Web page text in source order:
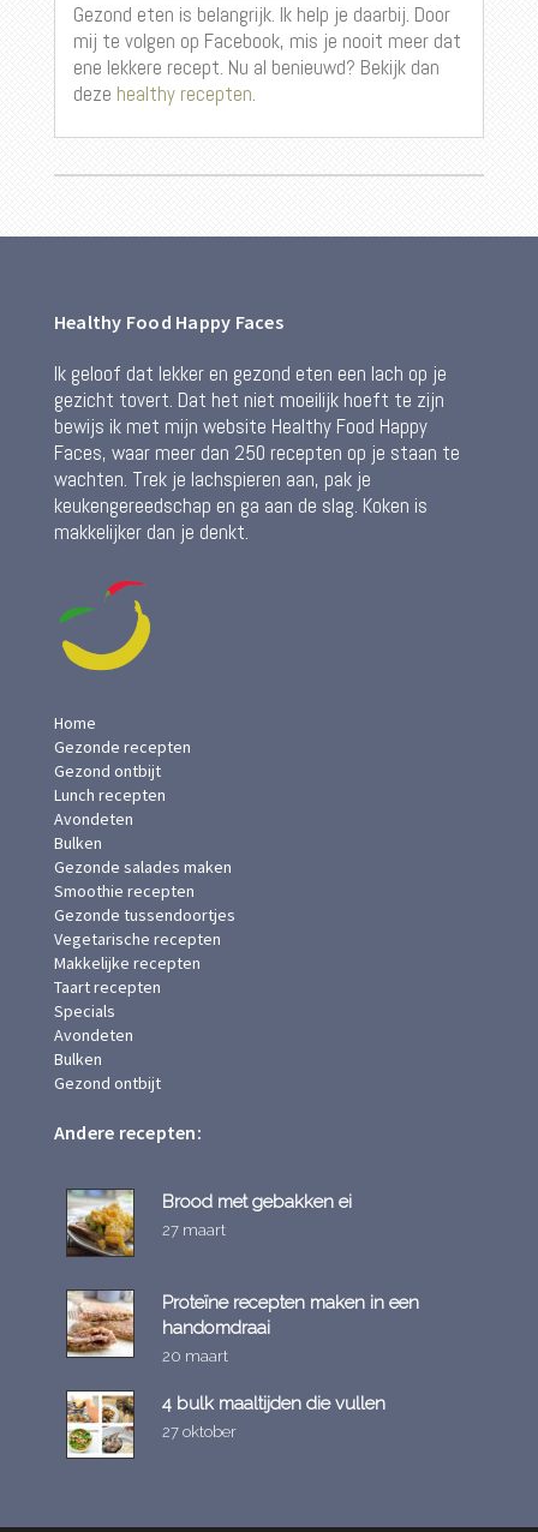
Gezond eten is belangrijk. Ik help je daarbij. Door
mij te volgen op Facebook, mis je nooit meer dat
ene lekkere recept. Nu al benieuwd? Bekijk dan
deze healthy recepten.
Healthy Food Happy Faces
Ik geloof dat lekker en gezond eten een lach op je
gezicht tovert. Dat het niet moeilijk hoeft te zijn
bewijs ik met mijn website Healthy Food Happy
Faces, waar meer dan 250 recepten op je staan te
wachten. Trek je lachspieren aan, pak je
keukengereedschap en ga aan de slag. Koken is
makkelijker dan je denkt.
Home
Gezonde recepten
Gezond ontbijt
Lunch recepten
Avondeten
Bulken
Gezonde salades maken
Smoothie recepten
Gezonde tussendoortjes
Vegetarische recepten
Makkelijke recepten
Taart recepten
Specials
Avondeten
Bulken
Gezond ontbijt
Andere recepten:
Brood met gebakken ei
27 maart
Proteïne recepten maken in een
handomdraai
20 maart
4 bulk maaltijden die vullen
27 oktober